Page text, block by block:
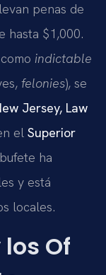
penas de
hasta $1,000.
indictable
felonies), se
Jersey, Law
el Superior
ha
y está
locales.
Of